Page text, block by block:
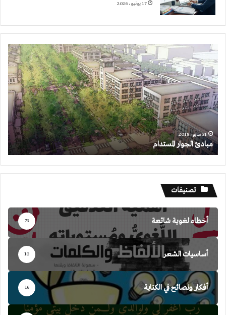
17 يونيو، 2026
مبادئ
الجوار
المستدام
31 مايو، 2019
مبادئ الجوار المستدام
تصنيفات
أخطاء لغوية شائعة 73
أساسيات الشعر 10
أفكار ونصائح في الكتابة 16